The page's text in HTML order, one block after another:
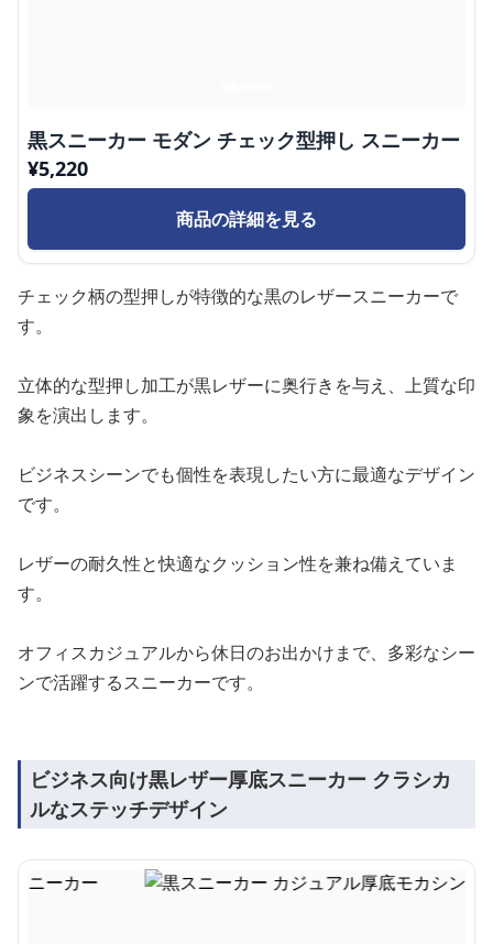
黒スニーカー モダン チェック型押し スニーカー
¥5,220
商品の詳細を見る
チェック柄の型押しが特徴的な黒のレザースニーカーで
す。
立体的な型押し加工が黒レザーに奥行きを与え、上質な印
象を演出します。
ビジネスシーンでも個性を表現したい方に最適なデザイン
です。
レザーの耐久性と快適なクッション性を兼ね備えていま
す。
オフィスカジュアルから休日のお出かけまで、多彩なシー
ンで活躍するスニーカーです。
ビジネス向け黒レザー厚底スニーカー クラシカ
ルなステッチデザイン